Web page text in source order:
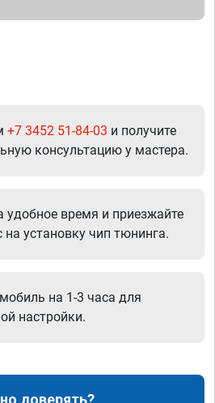
+7 3452 51-84-03 и получите
консультацию у мастера.
удобное время и приезжайте
на установку чип тюнинга.
на 1-3 часа для
настройки.
доверять?